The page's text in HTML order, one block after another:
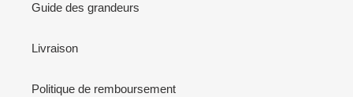
Guide des grandeurs
Livraison
Politique de remboursement